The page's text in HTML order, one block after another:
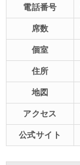
電話番号
席数
個室
住所
地図
アクセス
公式サイト